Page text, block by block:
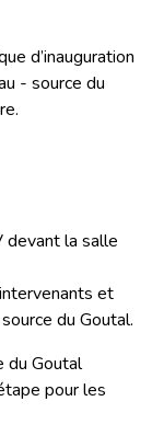
d’inauguration
- source du
la salle
et
du Goutal.
du Goutal
pour les